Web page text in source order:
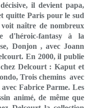
il devient papa,
quitte Paris pour le sud
naître de nombreux
d'héroic-fantasy à la
Donjon , avec Joann
En 2000, il publie
Delcourt : Kaput et
Trois chemins avec
Fabrice Parme. Les
animé, de même que